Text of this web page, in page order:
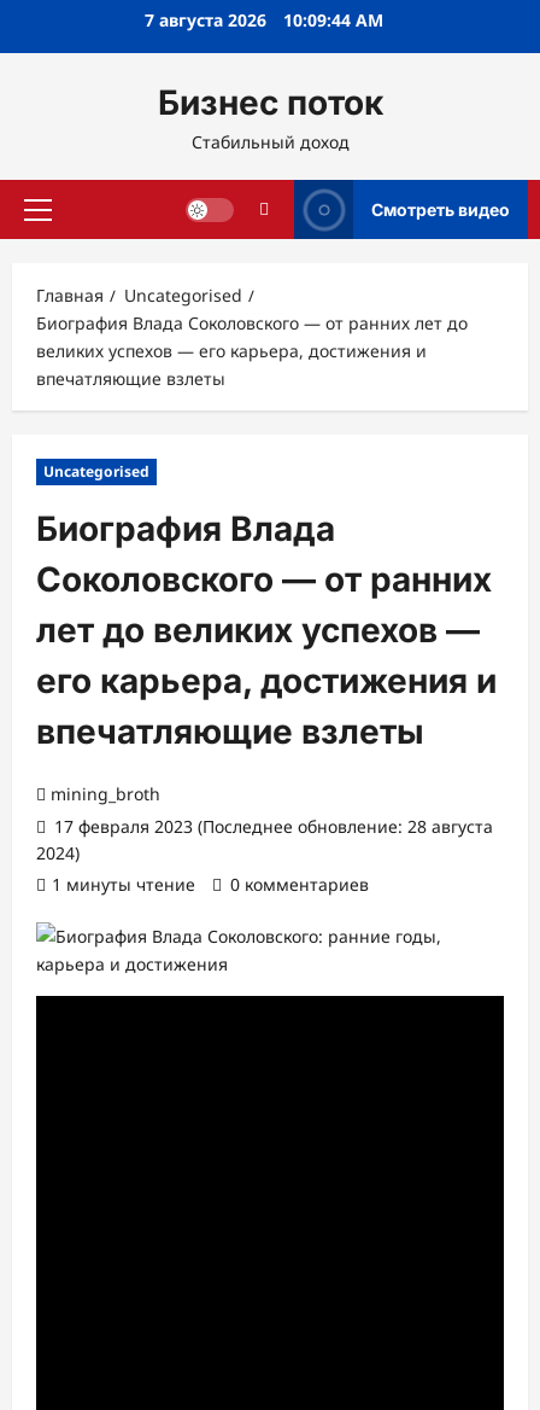
7 августа 2026 10:09:45 AM
Бизнес поток
Стабильный доход
Основное
Смотреть видео
Главная
Uncategorised
Биография Влада Соколовского — от ранних лет до
великих успехов — его карьера, достижения и
впечатляющие взлеты
Uncategorised
Биография Влада
Соколовского — от ранних
лет до великих успехов —
его карьера, достижения и
впечатляющие взлеты
mining_broth
17 февраля 2023 (Последнее обновление: 28 августа
2024)
1 минуты чтение
0 комментариев